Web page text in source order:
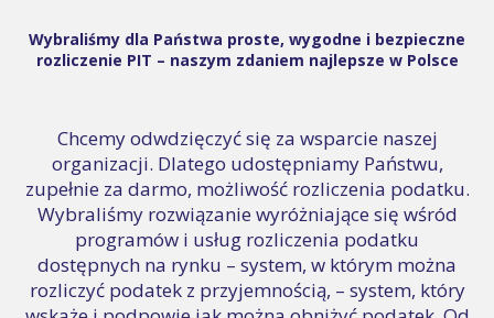
Wybraliśmy dla Państwa proste, wygodne i bezpieczne
rozliczenie PIT – naszym zdaniem najlepsze w Polsce
Chcemy odwdzięczyć się za wsparcie naszej
organizacji. Dlatego udostępniamy Państwu,
zupełnie za darmo, możliwość rozliczenia podatku.
Wybraliśmy rozwiązanie wyróżniające się wśród
programów i usług rozliczenia podatku
dostępnych na rynku – system, w którym można
rozliczyć podatek z przyjemnością, – system, który